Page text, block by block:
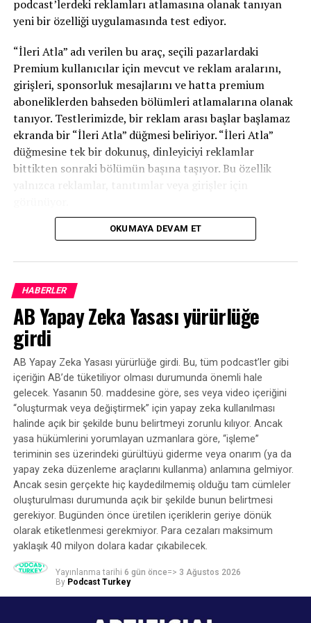
yürütücülüğünü İstanbul Üniversitesi İletişim Fakültesi
öğretim üyesi Prof. Dr. Fırat Tufan üstlendi. Projede
Prof. Dr. Bilge Şenyüz, Doç. Dr. Ahsen Deniz Morva
Kablamacı, Dr. Öğr. Üyesi Ezel Türk ve Araş. Gör. Dr.
Yeşim Akmeraner Kökat araştırmacı olarak görev aldı.
Burak Efe Arslantaş, Cansu Düzdaş, Melida Mustafic,
Shakil Reja Efti ve Zeki Doğuhan Başcı ise proje
bursiyerleri olarak araştırmaya katkı sağladılar.
Araştırma, podcast yayıncılığını yalnızca içerik üretimi
açısından değil; platformlaşma, ekonomik
67 tekil katılımcıyla Türkiye podcast
ekosisteminin farklı aktörleri incelendi
Nitel araştırma yaklaşımıyla gerçekleştirilen çalışma
kapsamında Türkiye podcast ekosisteminin beş farklı
aktör grubuyla yarı yapılandırılmış derinlemesine
görüşmeler yapıldı.
Araştırmaya 19 bağımsız podcast yayıncısı, 17 podcast
endüstrisi çalışanı, 12 ağ bünyesinde yayın yapan
podcast yayıncısı, 13 podcast üreten kurum temsilcisi ve
13 podcast girişimcisi katıldı. Bazı katılımcıların
ekosistem içerisinde birden fazla rol üstlenmesi
nedeniyle araştırma toplam 67 tekil katılımcının
deneyimlerine dayanırken, analizlerde 74 aktör temsili
değerlendirildi.
Araştırmada örneklem oluşturulurken yalnızca farklı
podcast aktörlerine ulaşılması değil, bu aktörlerin kendi
içindeki çeşitliliğin de temsil edilmesi gözetildi. Kurumsal
podcast tarafında bankacılık ve finans, sigorta, dijital
podcast’lerdeki reklamları atlamasına olanak tanıyan
yeni bir özelliği uygulamasında test ediyor.
“İleri Atla” adı verilen bu araç, seçili pazarlardaki
Premium kullanıcılar için mevcut ve reklam aralarını,
girişleri, sponsorluk mesajlarını ve hatta premium
aboneliklerden bahseden bölümleri atlamalarına olanak
tanıyor. Testlerimizde, bir reklam arası başlar başlamaz
ekranda bir “İleri Atla” düğmesi beliriyor. “İleri Atla”
düğmesine tek bir dokunuş, dinleyiciyi reklamlar
bittikten sonraki bölümün başına taşıyor. Bu özellik
yalnızca reklamlar, tanıtımlar veya girişler için
Spotify bu özelliği henüz duyurmadı.
Podnews, bu yeni reklam atlama özelliğinin Spotify’ın
rakipleri Acast, Audacy ve New York Times’ın
reklamlarını içeren programlarda olduğu gibi Spotify’ın
kendi Bill Simmons programında da mevcut olduğuna
dair kanıtlara sahip.
Spotify’ın kendi programlarında yer alan “İleri Atla”
özelliği, bir yandan Spotify’ın reklam sattığı, diğer
yandan da kendi ücretli kullanıcılarına bu reklamları
duymama olanağı sağlayan bir “atla” özelliği pazarladığı
anlamına geliyor. Bir podcast reklam şirketi bize bunun
dolandırıcılık olarak değerlendirilebileceğini söyledi:
reklamlar ücretlendirilmiş ve ses dosyasına eklenmiş,
ancak dinleyici aktif olarak bunları dinlememeye teşvik
edilmiş.
Bu özelliğin Spotify’ın rakiplerinin reklamlarıyla birlikte
görünmesi de aynı derecede sorunlu, çünkü Spotify,
rakiplerine ait podcast’lerdeki reklamların etkinliğini
engelleyebilir.
OKUMAYA DEVAM ET
HABERLER
AB Yapay Zeka Yasası yürürlüğe
girdi
AB Yapay Zeka Yasası yürürlüğe girdi. Bu, tüm podcast’ler gibi
içeriğin AB’de tüketiliyor olması durumunda önemli hale
gelecek. Yasanın 50. maddesine göre, ses veya video içeriğini
“oluşturmak veya değiştirmek” için yapay zeka kullanılması
halinde açık bir şekilde bunu belirtmeyi zorunlu kılıyor. Ancak
yasa hükümlerini yorumlayan uzmanlara göre, “işleme”
teriminin ses üzerindeki gürültüyü giderme veya onarım (ya da
yapay zeka düzenleme araçlarını kullanma) anlamına gelmiyor.
Ancak sesin gerçekte hiç kaydedilmemiş olduğu tam cümleler
oluşturulması durumunda açık bir şekilde bunun belirtmesi
gerekiyor. Bugünden önce üretilen içeriklerin geriye dönük
olarak etiketlenmesi gerekmiyor. Para cezaları maksimum
yaklaşık 40 milyon dolara kadar çıkabilecek.
Yayınlanma tarihi 6 gün önce=> 3 Ağustos 2026
By Podcast Turkey